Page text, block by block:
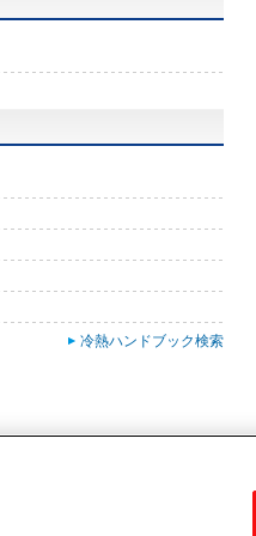
冷熱ハンドブック検索